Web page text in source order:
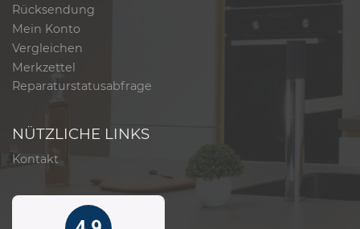
Rücksendung
Mein Konto
Vergleichen
Merkzettel
Reparaturstatusabfrage
NÜTZLICHE LINKS
Kontakt